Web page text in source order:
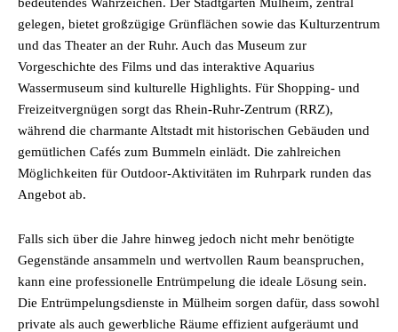
gelegen, bietet großzügige Grünflächen sowie das Kulturzentrum
und das Theater an der Ruhr. Auch das Museum zur
Vorgeschichte des Films und das interaktive Aquarius
Wassermuseum sind kulturelle Highlights. Für Shopping- und
Freizeitvergnügen sorgt das Rhein-Ruhr-Zentrum (RRZ),
während die charmante Altstadt mit historischen Gebäuden und
gemütlichen Cafés zum Bummeln einlädt. Die zahlreichen
Möglichkeiten für Outdoor-Aktivitäten im Ruhrpark runden das
Angebot ab.
Falls sich über die Jahre hinweg jedoch nicht mehr benötigte
Gegenstände ansammeln und wertvollen Raum beanspruchen,
kann eine professionelle Entrümpelung die ideale Lösung sein.
Die Entrümpelungsdienste in Mülheim sorgen dafür, dass sowohl
private als auch gewerbliche Räume effizient aufgeräumt und